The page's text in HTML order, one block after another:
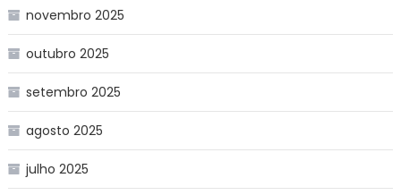
novembro 2025
outubro 2025
setembro 2025
agosto 2025
julho 2025